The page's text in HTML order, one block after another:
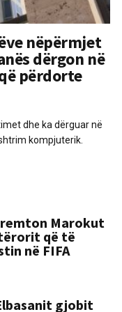
nëpërmjet
dërgon në
përdorte
dhe ka dërguar në
kompjuterik.
Marokut
që të
në FIFA
gjobit